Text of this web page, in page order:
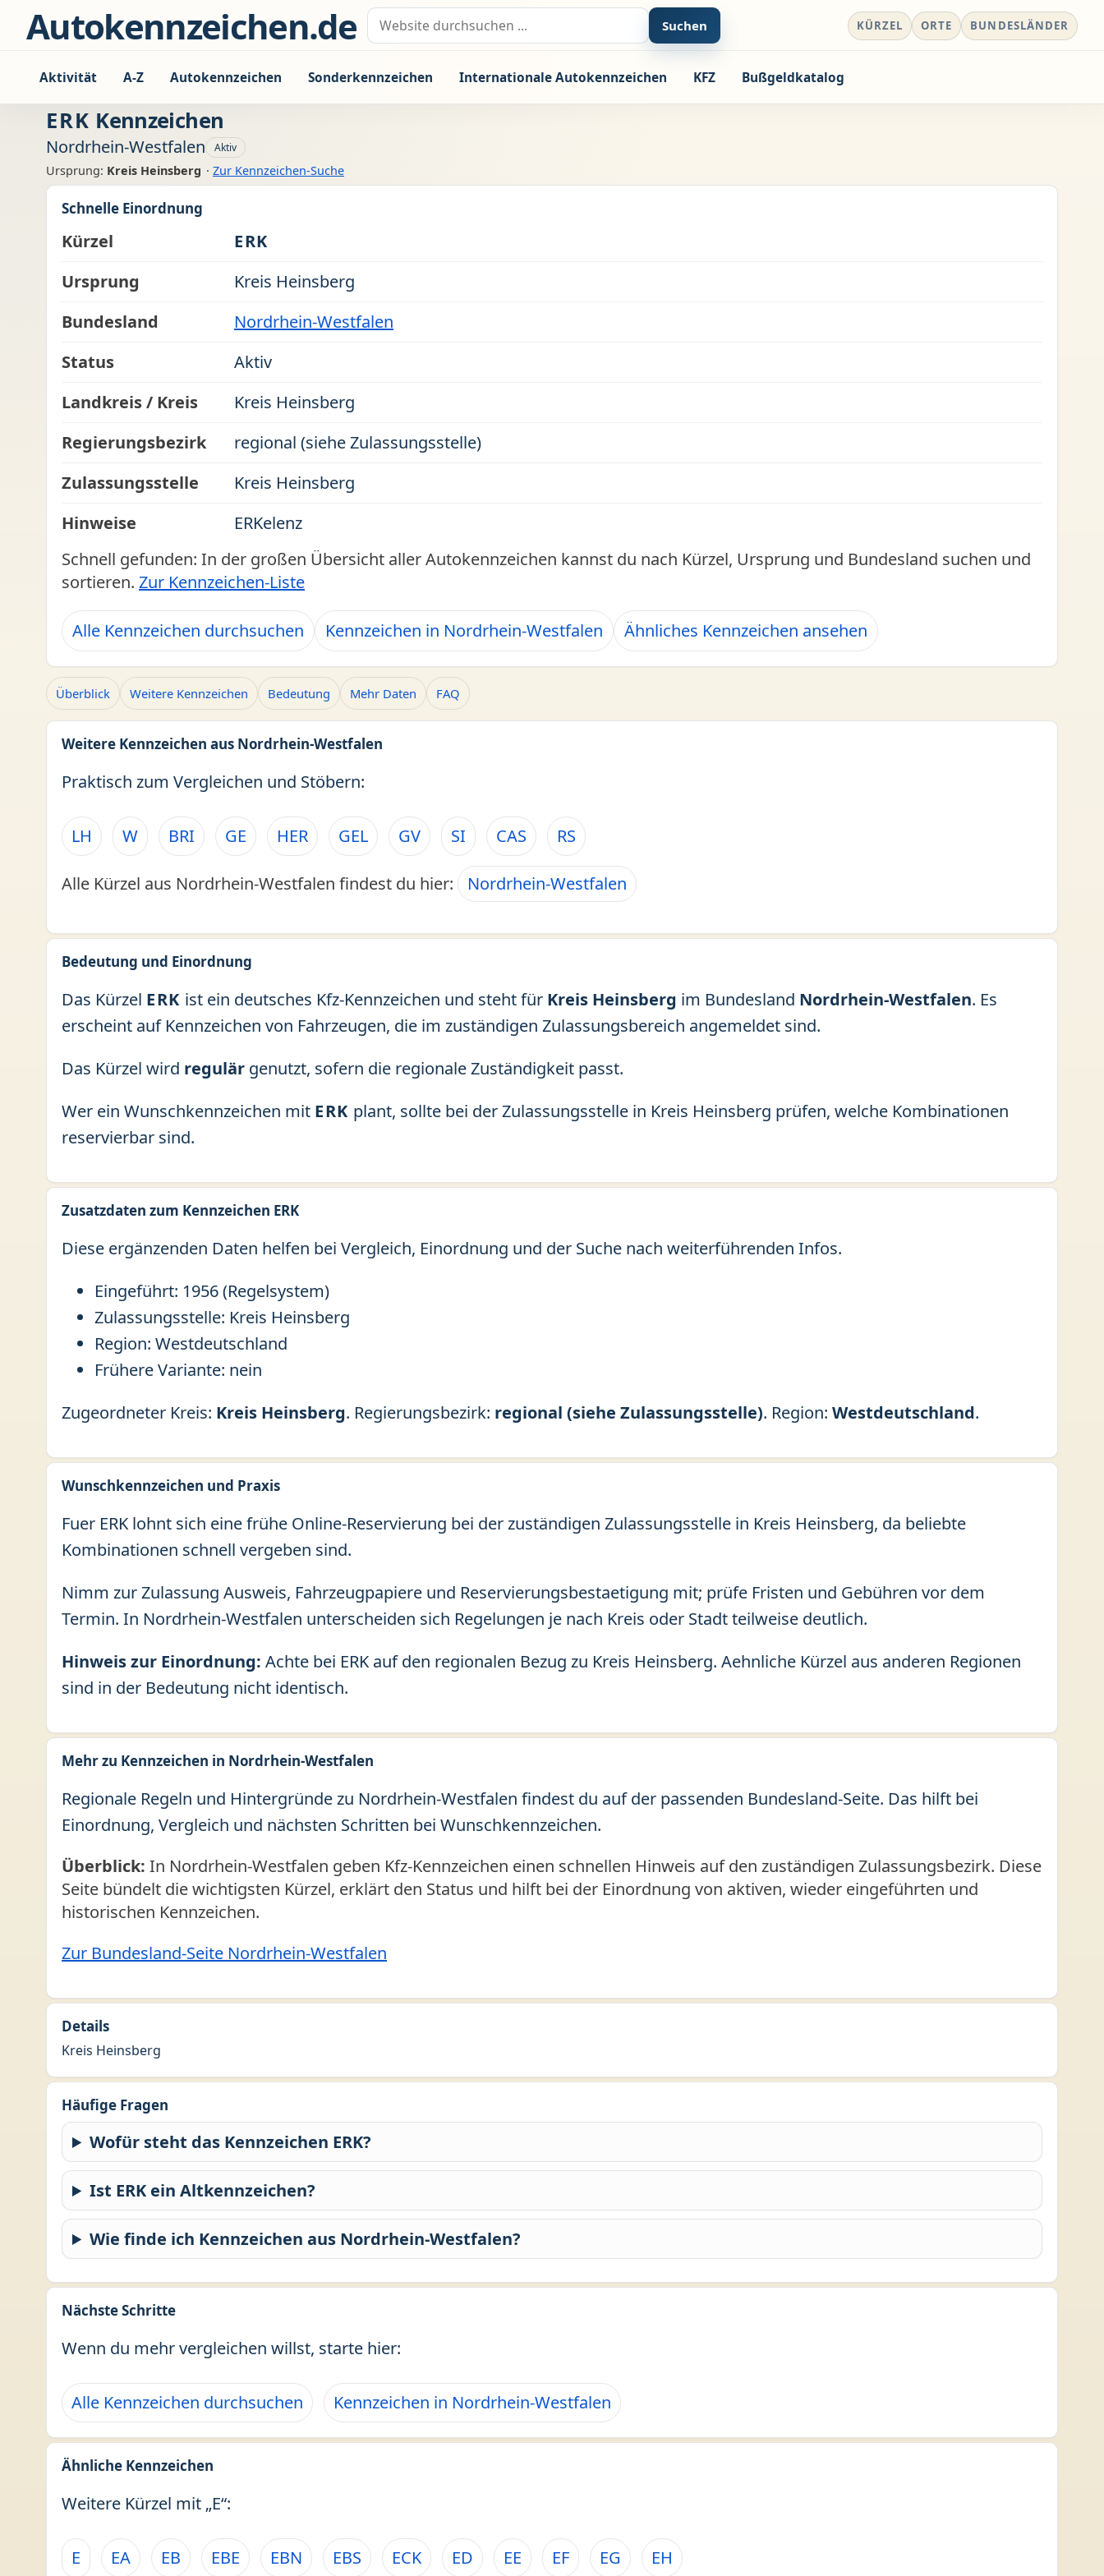
Zum Inhalt springen
Autokennzeichen.de Suche nach: Suchen KÜRZEL ORTE BUNDESLÄNDER
Aktivität A-Z Autokennzeichen Sonderkennzeichen Internationale Autokennzeichen KFZ Bußgeldkatalog
ERK Kennzeichen
Nordrhein-Westfalen Aktiv
Ursprung: Kreis Heinsberg · Zur Kennzeichen-Suche
Schnelle Einordnung
Kürzel
ERK
Ursprung
Kreis Heinsberg
Bundesland
Nordrhein-Westfalen
Status
Aktiv
Landkreis / Kreis
Kreis Heinsberg
Regierungsbezirk
regional (siehe Zulassungsstelle)
Zulassungsstelle
Kreis Heinsberg
Hinweise
ERKelenz
Schnell gefunden: In der großen Übersicht aller Autokennzeichen kannst du nach Kürzel, Ursprung und Bundesland suchen und
sortieren. Zur Kennzeichen-Liste
Alle Kennzeichen durchsuchen Kennzeichen in Nordrhein-Westfalen Ähnliches Kennzeichen ansehen
Überblick Weitere Kennzeichen Bedeutung Mehr Daten FAQ
Weitere Kennzeichen aus Nordrhein-Westfalen
Praktisch zum Vergleichen und Stöbern:
LH W BRI GE HER GEL GV SI CAS RS
Alle Kürzel aus Nordrhein-Westfalen findest du hier: Nordrhein-Westfalen
Bedeutung und Einordnung
Das Kürzel ERK ist ein deutsches Kfz-Kennzeichen und steht für Kreis Heinsberg im Bundesland Nordrhein-Westfalen. Es
erscheint auf Kennzeichen von Fahrzeugen, die im zuständigen Zulassungsbereich angemeldet sind.
Das Kürzel wird regulär genutzt, sofern die regionale Zuständigkeit passt.
Wer ein Wunschkennzeichen mit ERK plant, sollte bei der Zulassungsstelle in Kreis Heinsberg prüfen, welche Kombinationen
reservierbar sind.
Zusatzdaten zum Kennzeichen ERK
Diese ergänzenden Daten helfen bei Vergleich, Einordnung und der Suche nach weiterführenden Infos.
Eingeführt: 1956 (Regelsystem)
Zulassungsstelle: Kreis Heinsberg
Region: Westdeutschland
Frühere Variante: nein
Zugeordneter Kreis: Kreis Heinsberg. Regierungsbezirk: regional (siehe Zulassungsstelle). Region: Westdeutschland.
Wunschkennzeichen und Praxis
Fuer ERK lohnt sich eine frühe Online-Reservierung bei der zuständigen Zulassungsstelle in Kreis Heinsberg, da beliebte
Kombinationen schnell vergeben sind.
Nimm zur Zulassung Ausweis, Fahrzeugpapiere und Reservierungsbestaetigung mit; prüfe Fristen und Gebühren vor dem
Termin. In Nordrhein-Westfalen unterscheiden sich Regelungen je nach Kreis oder Stadt teilweise deutlich.
Hinweis zur Einordnung: Achte bei ERK auf den regionalen Bezug zu Kreis Heinsberg. Aehnliche Kürzel aus anderen Regionen
sind in der Bedeutung nicht identisch.
Mehr zu Kennzeichen in Nordrhein-Westfalen
Regionale Regeln und Hintergründe zu Nordrhein-Westfalen findest du auf der passenden Bundesland-Seite. Das hilft bei
Einordnung, Vergleich und nächsten Schritten bei Wunschkennzeichen.
Überblick: In Nordrhein-Westfalen geben Kfz-Kennzeichen einen schnellen Hinweis auf den zuständigen Zulassungsbezirk. Diese
Seite bündelt die wichtigsten Kürzel, erklärt den Status und hilft bei der Einordnung von aktiven, wieder eingeführten und
historischen Kennzeichen.
Zur Bundesland-Seite Nordrhein-Westfalen
Details
Kreis Heinsberg
Häufige Fragen
Wofür steht das Kennzeichen ERK?
Ist ERK ein Altkennzeichen?
Wie finde ich Kennzeichen aus Nordrhein-Westfalen?
Nächste Schritte
Wenn du mehr vergleichen willst, starte hier:
Alle Kennzeichen durchsuchen Kennzeichen in Nordrhein-Westfalen
Ähnliche Kennzeichen
Weitere Kürzel mit „E“:
E EA EB EBE EBN EBS ECK ED EE EF EG EH